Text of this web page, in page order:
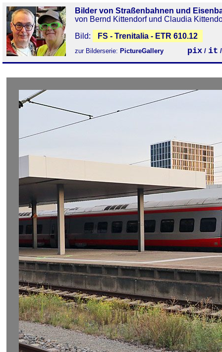
Bilder von Straßenbahnen und
von Bernd Kittendorf und Claudia
Bild:
FS - Trenitalia - ETR 610.12
zur Bilderserie: PictureGallery pix / it